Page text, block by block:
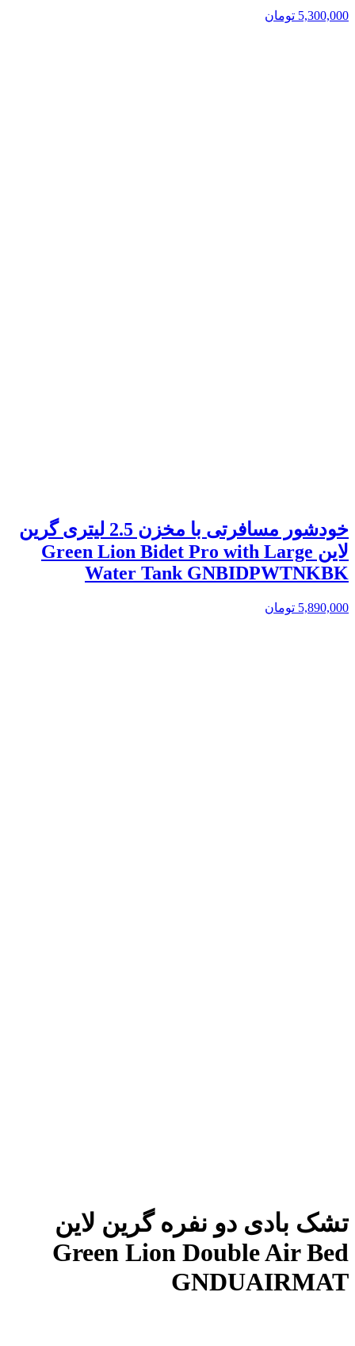
5,300,000 تومان
خودشور مسافرتی با مخزن 2.5 لیتری گرین
لاین Green Lion Bidet Pro with Large
Water Tank GNBIDPWTNKBK
5,890,000 تومان
تشک بادی دو نفره گرین لاین
Green Lion Double Air Bed
GNDUAIRMAT